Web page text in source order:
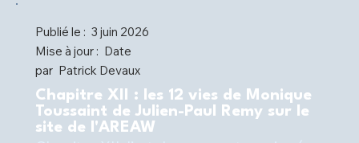
Publié le : 3 juin 2026
Mise à jour : Date
par Patrick Devaux
Chapitre XII : les 12 vies de Monique
Toussaint de Julien-Paul Remy sur le
site de l'AREAW